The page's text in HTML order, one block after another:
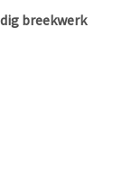
breekwerk